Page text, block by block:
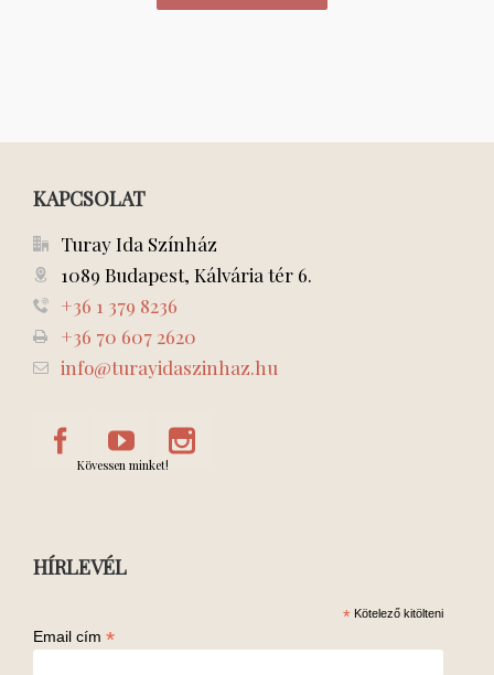
KAPCSOLAT
Turay Ida Színház
1089 Budapest, Kálvária tér 6.
+36 1 379 8236
+36 70 607 2620
info@turayidaszinhaz.hu
Kövessen minket!
HÍRLEVÉL
* Kötelező kitölteni
Email cím *